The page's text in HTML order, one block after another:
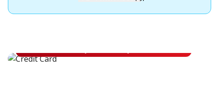
Apply Kartu Kredit OCBC NISP